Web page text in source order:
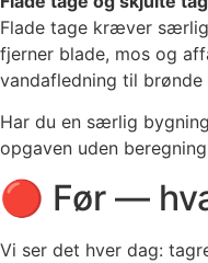
Flade tage kræver
fjerner blade, mos og
vandafledning til brønde
Har du en særlig
opgaven uden
🔴 Før —
Vi ser det hver dag: